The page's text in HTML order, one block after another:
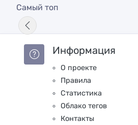
Самый топ
Информация
О проекте
Правила
Статистика
Облако тегов
Контакты